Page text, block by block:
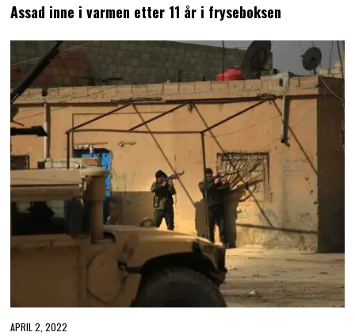
Assad inne i varmen etter 11 år i fryseboksen
APRIL 2, 2022